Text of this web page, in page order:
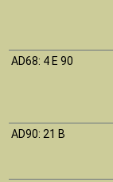
AD68: 4 E 90
AD90: 21 B